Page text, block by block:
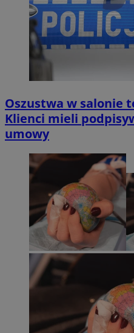
Oszustwa w salonie
Klienci mieli
umowy